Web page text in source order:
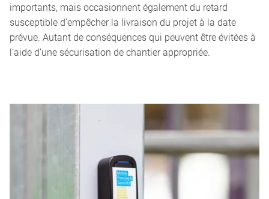
importants, mais occasionnent également du retard
susceptible d’empêcher la livraison du projet à la date
prévue. Autant de conséquences qui peuvent être évitées à
l’aide d’une sécurisation de chantier appropriée.